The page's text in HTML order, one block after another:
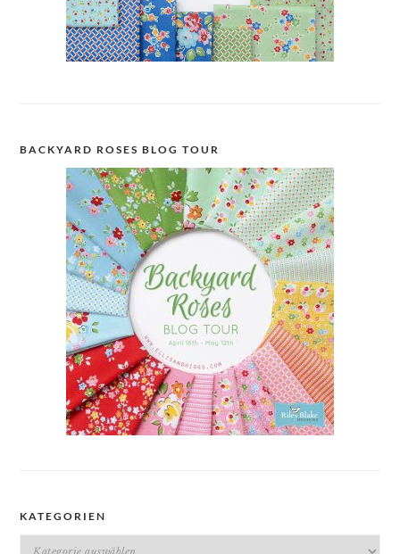
BACKYARD ROSES BLOG TOUR
KATEGORIEN
Kategorien